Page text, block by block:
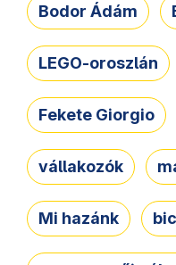
Bodor Ádám
LEGO-oroszlán
Fekete Giorgio
vállakozók
Mi hazánk